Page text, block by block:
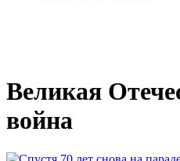
Великая
война